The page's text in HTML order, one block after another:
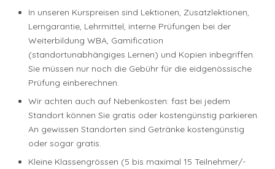
In unseren Kurspreisen sind Lektionen, Zusatzlektionen,
Lerngarantie, Lehrmittel, interne Prüfungen bei der
Weiterbildung WBA, Gamification
(standortunabhängiges Lernen) und Kopien inbegriffen.
Sie müssen nur noch die Gebühr für die eidgenössische
Prüfung einberechnen.
Wir achten auch auf Nebenkosten: fast bei jedem
Standort können Sie gratis oder kostengünstig parkieren.
An gewissen Standorten sind Getränke kostengünstig
oder sogar gratis.
Kleine Klassengrössen (5 bis maximal 15 Teilnehmer/-